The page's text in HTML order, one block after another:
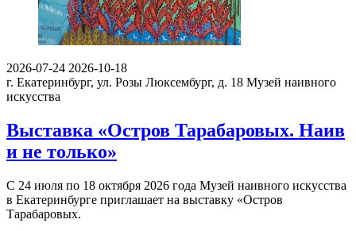
2026-07-24 2026-10-18
г. Екатеринбург, ул. Розы Люксембург, д. 18 Музей наивного
искусства
Выставка «Остров Тарабаровых. Наив
и не только»
С 24 июля по 18 октября 2026 года Музей наивного искусства
в Екатеринбурге приглашает на выставку «Остров
Тарабаровых.